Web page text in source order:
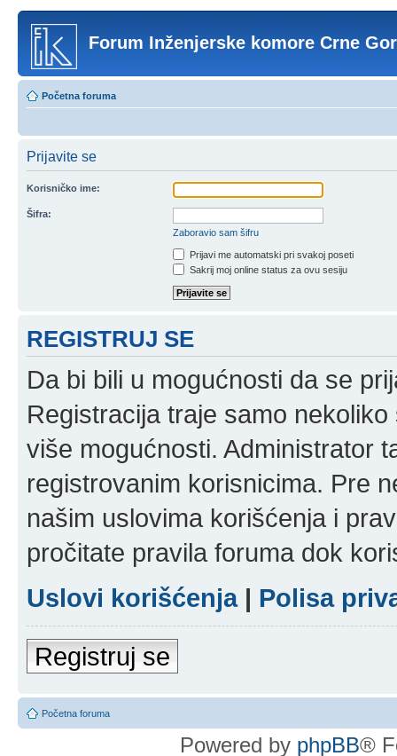
Forum Inženjerske komore Crne
Početna foruma
Prijavite se
Korisničko ime:
Šifra:
Zaboravio sam šifru
Prijavi me automatski pri svakoj poseti
Sakrij moj online status za ovu sesiju
REGISTRUJ SE
Da bi bili u mogućnosti da se
Registracija traje samo
više mogućnosti. Administrator
registrovanim korisnicima. Pre
našim uslovima korišćenja i
pročitate pravila foruma dok
Uslovi korišćenja| Polisa
Registruj se
Početna foruma
Powered by phpBB®